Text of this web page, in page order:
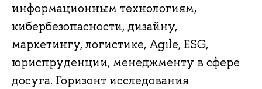
информационным технологиям,
кибербезопасности, дизайну,
маркетингу, логистике, Agile, ESG,
юриспруденции, менеджменту в сфере
досуга. Горизонт исследования